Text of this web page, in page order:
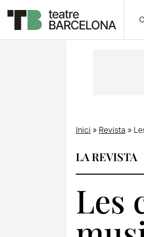
Inici » Revista »
LA REVISTA
Les